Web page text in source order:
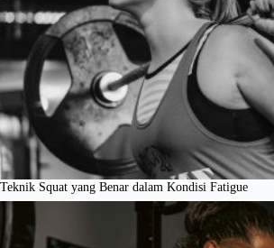
Teknik Squat yang Benar dalam Kondisi Fatigue